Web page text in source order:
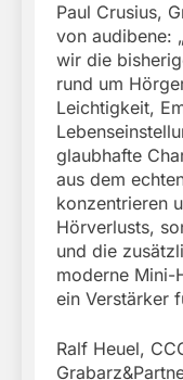
Paul Crusius,
von audibene:
wir die
rund um
Leichtigkeit,
glaubhafte
aus dem
konzentrieren
Hörverlusts,
und die
moderne Mini-
ein Verstärker
Ralf Heuel,